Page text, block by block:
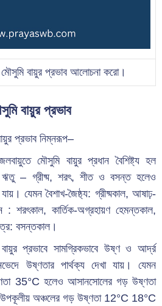
মৌসুমি বায়ুর প্রভাব আলোচনা করো।
বায়ুর প্রভাব
প্রভাব নিম্নরূপ–
জলবায়ুতে মৌসুমি বায়ুর প্রধান বৈশিষ্ট্য হল
ঋতু – গ্রীষ্ম, শরৎ, শীত ও বসন্ত হলেও
যেমন বৈশাখ-জৈষ্ঠ্য: গ্রীষ্মকাল, আষাঢ়-
: শরৎকাল, কার্তিক-অগ্রহায়ণ হেমন্তকাল,
বসন্তকাল।
বায়ুর প্রভাবে সামগ্রিকভাবে উষ্ণ ও আর্দ্র
উষ্ণতার পার্থক্য দেখা যায়। যেমন
35°C হলেও আসানসোলের গড় উষ্ণতা
অঞ্চলের গড় উষ্ণতা 12°C 18°C